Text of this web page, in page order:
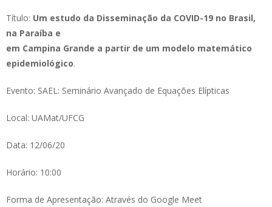
Título: Um estudo da Disseminação da COVID-19 no Brasil,
na Paraíba e
em Campina Grande a partir de um modelo matemático
epidemiológico.
Evento: SAEL: Seminário Avançado de Equações Elípticas
Local: UAMat/UFCG
Data: 12/06/20
Horário: 10:00
Forma de Apresentação: Através do Google Meet